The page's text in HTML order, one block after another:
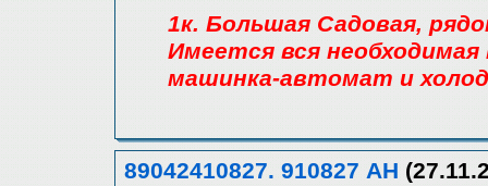
1к. Большая Садовая,
Имеется вся
машинка-автомат и
89042410827. 910827 АН